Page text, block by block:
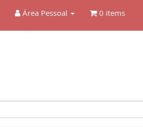
Área Pessoal 0 items